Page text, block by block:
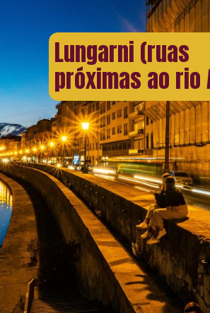
Lungarni (ruas
próximas ao rio